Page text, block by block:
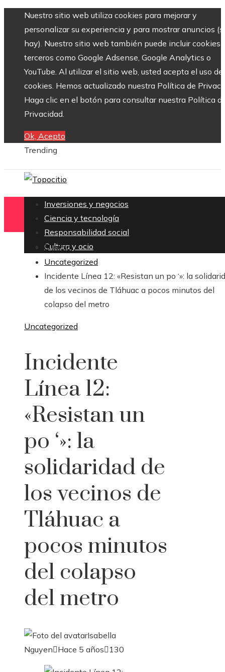
Nuestro sitio web utiliza cookies para mejorar y
personalizar su experiencia y para mostrar anuncios
hay). Nuestro sitio web también puede incluir cookies
terceros como Google Adsense, Google Analytics o
YouTube. Al utilizar el sitio web, usted acepta el uso de
cookies. Hemos actualizado nuestra Política de
Haga clic en el botón para consultar nuestra Política
Privacidad.
Ok, Acepto
Trending
Inversiones y negocios
Ciencia y tecnología
Responsabilidad social
Cultura y ocio
Inicio
Uncategorized
Incidente Línea 12: «Resistan un po ‘»: la
de los vecinos de Tláhuac a pocos minutos del
colapso del metro
Uncategorized
Incidente
Línea 12:
«Resistan un
po ‘»: la
solidaridad de
los vecinos de
Tláhuac a
pocos minutos
del colapso
del metro
Isabella
Nguyen Hace 5 años 130